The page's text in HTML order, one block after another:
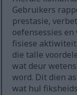
Gebruikers
prestasie,
oefensessies
fisiese
die talle
wat deur
word. Dit dien
wat hul